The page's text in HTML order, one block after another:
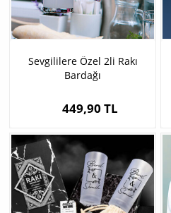
Sevgililere Özel 2li Rakı
Bardağı
449,90 TL